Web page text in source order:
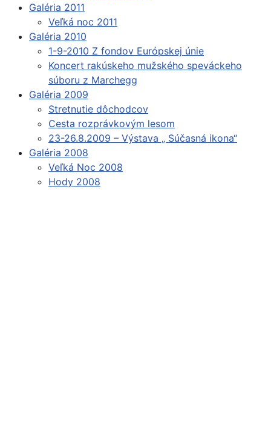
Galéria 2011
Veľká noc 2011
Galéria 2010
1-9-2010 Z fondov Európskej únie
Koncert rakúskeho mužského speváckeho
súboru z Marchegg
Galéria 2009
Stretnutie dôchodcov
Cesta rozprávkovým lesom
23-26.8.2009 – Výstava „ Súčasná ikona“
Galéria 2008
Veľká Noc 2008
Hody 2008